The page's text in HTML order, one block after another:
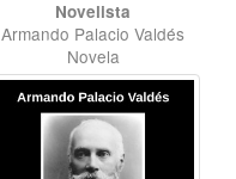
Novelista
Armando Palacio Valdés
Novela